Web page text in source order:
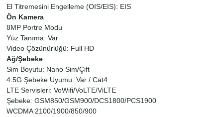
El Titremesini Engelleme (OIS/EIS): EIS
Ön Kamera
8MP Portre Modu
Yüz Tanıma: Var
Video Çözünürlüğü: Full HD
Ağ/Şebeke
Sim Boyutu: Nano Sim/Çift
4.5G Şebeke Uyumu: Var / Cat4
LTE Servisleri: VoWifi/VoLTE/ViLTE
Şebeke: GSM850/GSM900/DCS1800/PCS1900
WCDMA 2100/1900/850/900